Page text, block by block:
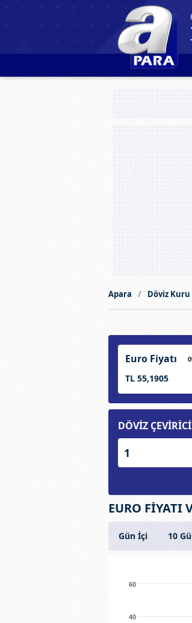
Apara Döviz Kuru
Euro Fiyatı
TL 55,1905
DÖVİZ ÇEVİRİCİ
EURO FİYATI
Gün İçi 10
40
60